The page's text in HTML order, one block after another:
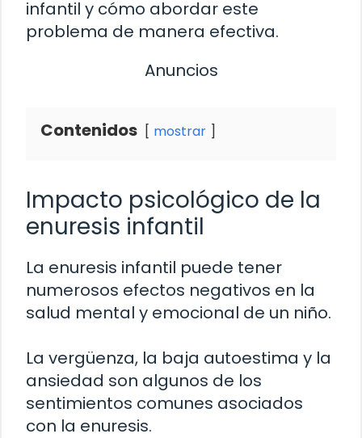
infantil y cómo abordar este
problema de manera efectiva.
Anuncios
Contenidos mostrar
Impacto psicológico de la
enuresis infantil
La enuresis infantil puede tener
numerosos efectos negativos en la
salud mental y emocional de un niño.
La vergüenza, la baja autoestima y la
ansiedad son algunos de los
sentimientos comunes asociados
con la enuresis.